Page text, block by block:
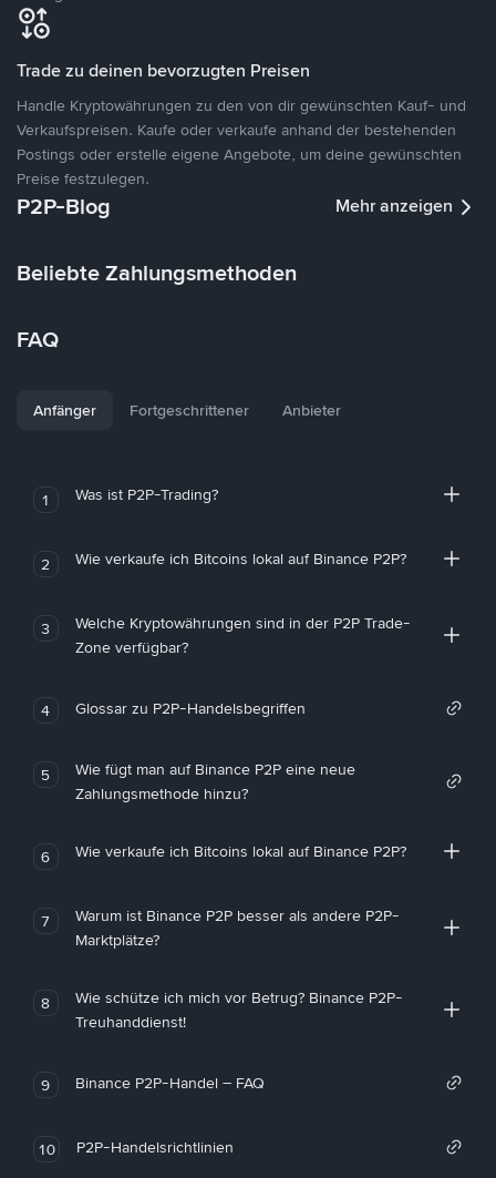
Trade zu deinen bevorzugten Preisen
Handle Kryptowährungen zu den von dir gewünschten Kauf- und
Verkaufspreisen. Kaufe oder verkaufe anhand der bestehenden
Postings oder erstelle eigene Angebote, um deine gewünschten
Preise festzulegen.
P2P-Blog Mehr anzeigen
Beliebte Zahlungsmethoden
FAQ
Anfänger Fortgeschrittener Anbieter
1 Was ist P2P-Trading?
2 Wie verkaufe ich Bitcoins lokal auf Binance P2P?
3
Welche Kryptowährungen sind in der P2P Trade-
Zone verfügbar?
4 Glossar zu P2P-Handelsbegriffen
5
Wie fügt man auf Binance P2P eine neue
Zahlungsmethode hinzu?
6 Wie verkaufe ich Bitcoins lokal auf Binance P2P?
7
Warum ist Binance P2P besser als andere P2P-
Marktplätze?
8
Wie schütze ich mich vor Betrug? Binance P2P-
Treuhanddienst!
9 Binance P2P-Handel – FAQ
10 P2P-Handelsrichtlinien